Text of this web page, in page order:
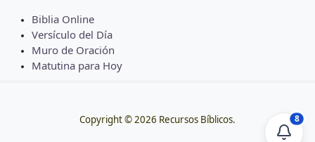
Biblia Online
Versículo del Día
Muro de Oración
Matutina para Hoy
Copyright © 2026 Recursos Bíblicos. 8